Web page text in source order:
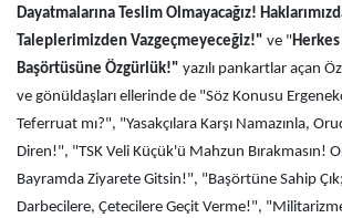
Dayatmalarına Teslim Olmayacağız!
Taleplerimizden Vazgeçmeyeceğiz!" ve "
Başörtüsüne Özgürlük!" yazılı pankartlar açan
ve gönüldaşları ellerinde de "Söz Konusu
Teferruat mı?", "Yasakçılara Karşı Namazınla,
Diren!", "TSK Veli Küçük'ü Mahzun Bırakmasın!
Bayramda Ziyarete Gitsin!", "Başörtüne Sahip
Darbecilere, Çetecilere Geçit Verme!",